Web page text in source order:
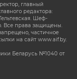
главный
редактора:
Шеф-
Все права защищены.
частичное
на сайт www.aif.by.
Беларусь №1040 от